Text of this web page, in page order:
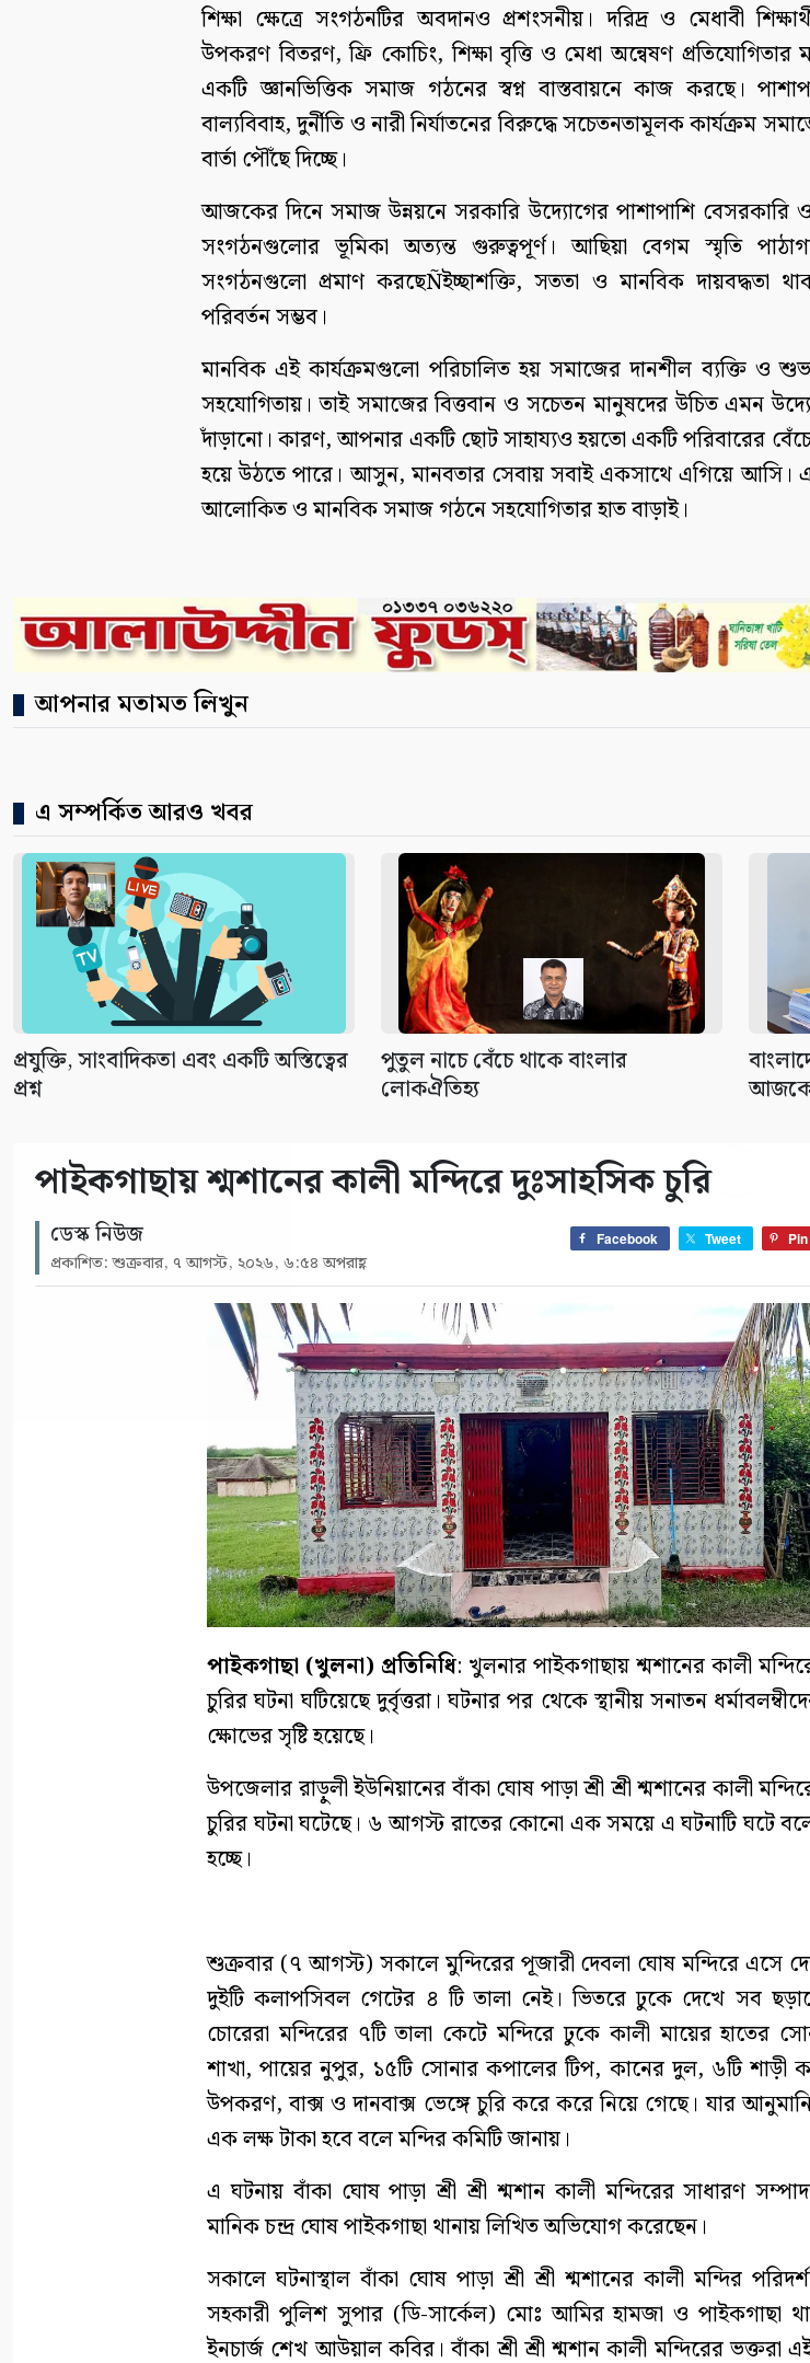
শিক্ষা ক্ষেত্রে সংগঠনটির অবদানও প্রশংসনীয়। দরিদ্র ও মেধাবী
উপকরণ বিতরণ, ফ্রি কোচিং, শিক্ষা বৃত্তি ও মেধা অন্বেষণ প্রতিযোগিতার
একটি জ্ঞানভিত্তিক সমাজ গঠনের স্বপ্ন বাস্তবায়নে কাজ করছে।
বাল্যবিবাহ, দুর্নীতি ও নারী নির্যাতনের বিরুদ্ধে সচেতনতামূলক কার্যক্রম
বার্তা পৌঁছে দিচ্ছে।
আজকের দিনে সমাজ উন্নয়নে সরকারি উদ্যোগের পাশাপাশি বেসরকারি ও
সংগঠনগুলোর ভূমিকা অত্যন্ত গুরুত্বপূর্ণ। আছিয়া বেগম স্মৃতি
সংগঠনগুলো প্রমাণ করছেÑইচ্ছাশক্তি, সততা ও মানবিক দায়বদ্ধতা
পরিবর্তন সম্ভব।
মানবিক এই কার্যক্রমগুলো পরিচালিত হয় সমাজের দানশীল ব্যক্তি ও
সহযোগিতায়। তাই সমাজের বিত্তবান ও সচেতন মানুষদের উচিত এমন
দাঁড়ানো। কারণ, আপনার একটি ছোট সাহায্যও হয়তো একটি পরিবারের বেঁচে
হয়ে উঠতে পারে। আসুন, মানবতার সেবায় সবাই একসাথে এগিয়ে আসি।
আলোকিত ও মানবিক সমাজ গঠনে সহযোগিতার হাত বাড়াই।
আপনার মতামত লিখুন
এ সম্পর্কিত আরও খবর
প্রযুক্তি, সাংবাদিকতা এবং একটি অস্তিত্বের
প্রশ্ন
পুতুল নাচে বেঁচে থাকে বাংলার
লোকঐতিহ্য
পাইকগাছায় শ্মশানের কালী মন্দিরে দুঃসাহসিক চুরি
ডেস্ক নিউজ
প্রকাশিত: শুক্রবার, ৭ আগস্ট, ২০২৬, ৬:৫৪ অপরাহ্ণ
Facebook Tweet Pin
পাইকগাছা (খুলনা) প্রতিনিধি: খুলনার পাইকগাছায় শ্মশানের কালী
চুরির ঘটনা ঘটিয়েছে দুর্বৃত্তরা। ঘটনার পর থেকে স্থানীয় সনাতন
ক্ষোভের সৃষ্টি হয়েছে।
উপজেলার রাড়ুলী ইউনিয়ানের বাঁকা ঘোষ পাড়া শ্রী শ্রী শ্মশানের কালী
চুরির ঘটনা ঘটেছে। ৬ আগস্ট রাতের কোনো এক সময়ে এ ঘটনাটি ঘটে
হচ্ছে।
শুক্রবার (৭ আগস্ট) সকালে মুন্দিরের পূজারী দেবলা ঘোষ মন্দিরে এসে
দুইটি কলাপসিবল গেটের ৪ টি তালা নেই। ভিতরে ঢুকে দেখে সব
চোরেরা মন্দিরের ৭টি তালা কেটে মন্দিরে ঢুকে কালী মায়ের হাতের
শাখা, পায়ের নুপুর, ১৫টি সোনার কপালের টিপ, কানের দুল, ৬টি শাড়ী
উপকরণ, বাক্স ও দানবাক্স ভেঙ্গে চুরি করে করে নিয়ে গেছে। যার
এক লক্ষ টাকা হবে বলে মন্দির কমিটি জানায়।
এ ঘটনায় বাঁকা ঘোষ পাড়া শ্রী শ্রী শ্মশান কালী মন্দিরের সাধারণ
মানিক চন্দ্র ঘোষ পাইকগাছা থানায় লিখিত অভিযোগ করেছেন।
সকালে ঘটনাস্থাল বাঁকা ঘোষ পাড়া শ্রী শ্রী শ্মশানের কালী মন্দির
সহকারী পুলিশ সুপার (ডি-সার্কেল) মোঃ আমির হামজা ও পাইকগাছা
ইনচার্জ শেখ আউয়াল কবির। বাঁকা শ্রী শ্রী শ্মশান কালী মন্দিরের ভক্তরা